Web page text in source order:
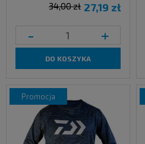
27,19 zł
34,00 zł
- +
DO KOSZYKA
promocja